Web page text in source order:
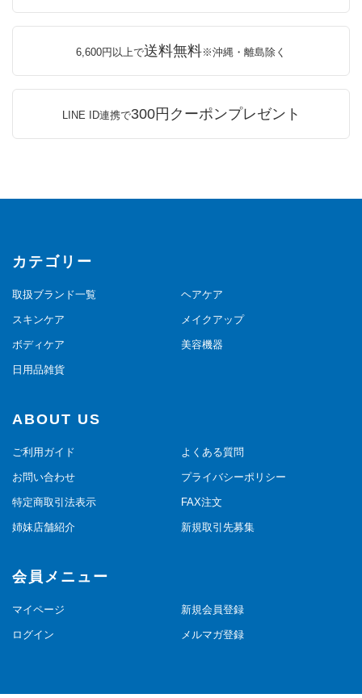
6,600円以上で送料無料※沖縄・離島除く
LINE ID連携で300円クーポンプレゼント
カテゴリー
取扱ブランド一覧 ヘアケア
スキンケア メイクアップ
ボディケア 美容機器
日用品雑貨
ABOUT US
ご利用ガイド よくある質問
お問い合わせ プライバシーポリシー
特定商取引法表示 FAX注文
姉妹店舗紹介 新規取引先募集
会員メニュー
マイページ 新規会員登録
ログイン メルマガ登録